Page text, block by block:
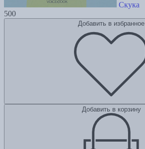
Скука
500
Добавить в избранное
Добавить в корзину